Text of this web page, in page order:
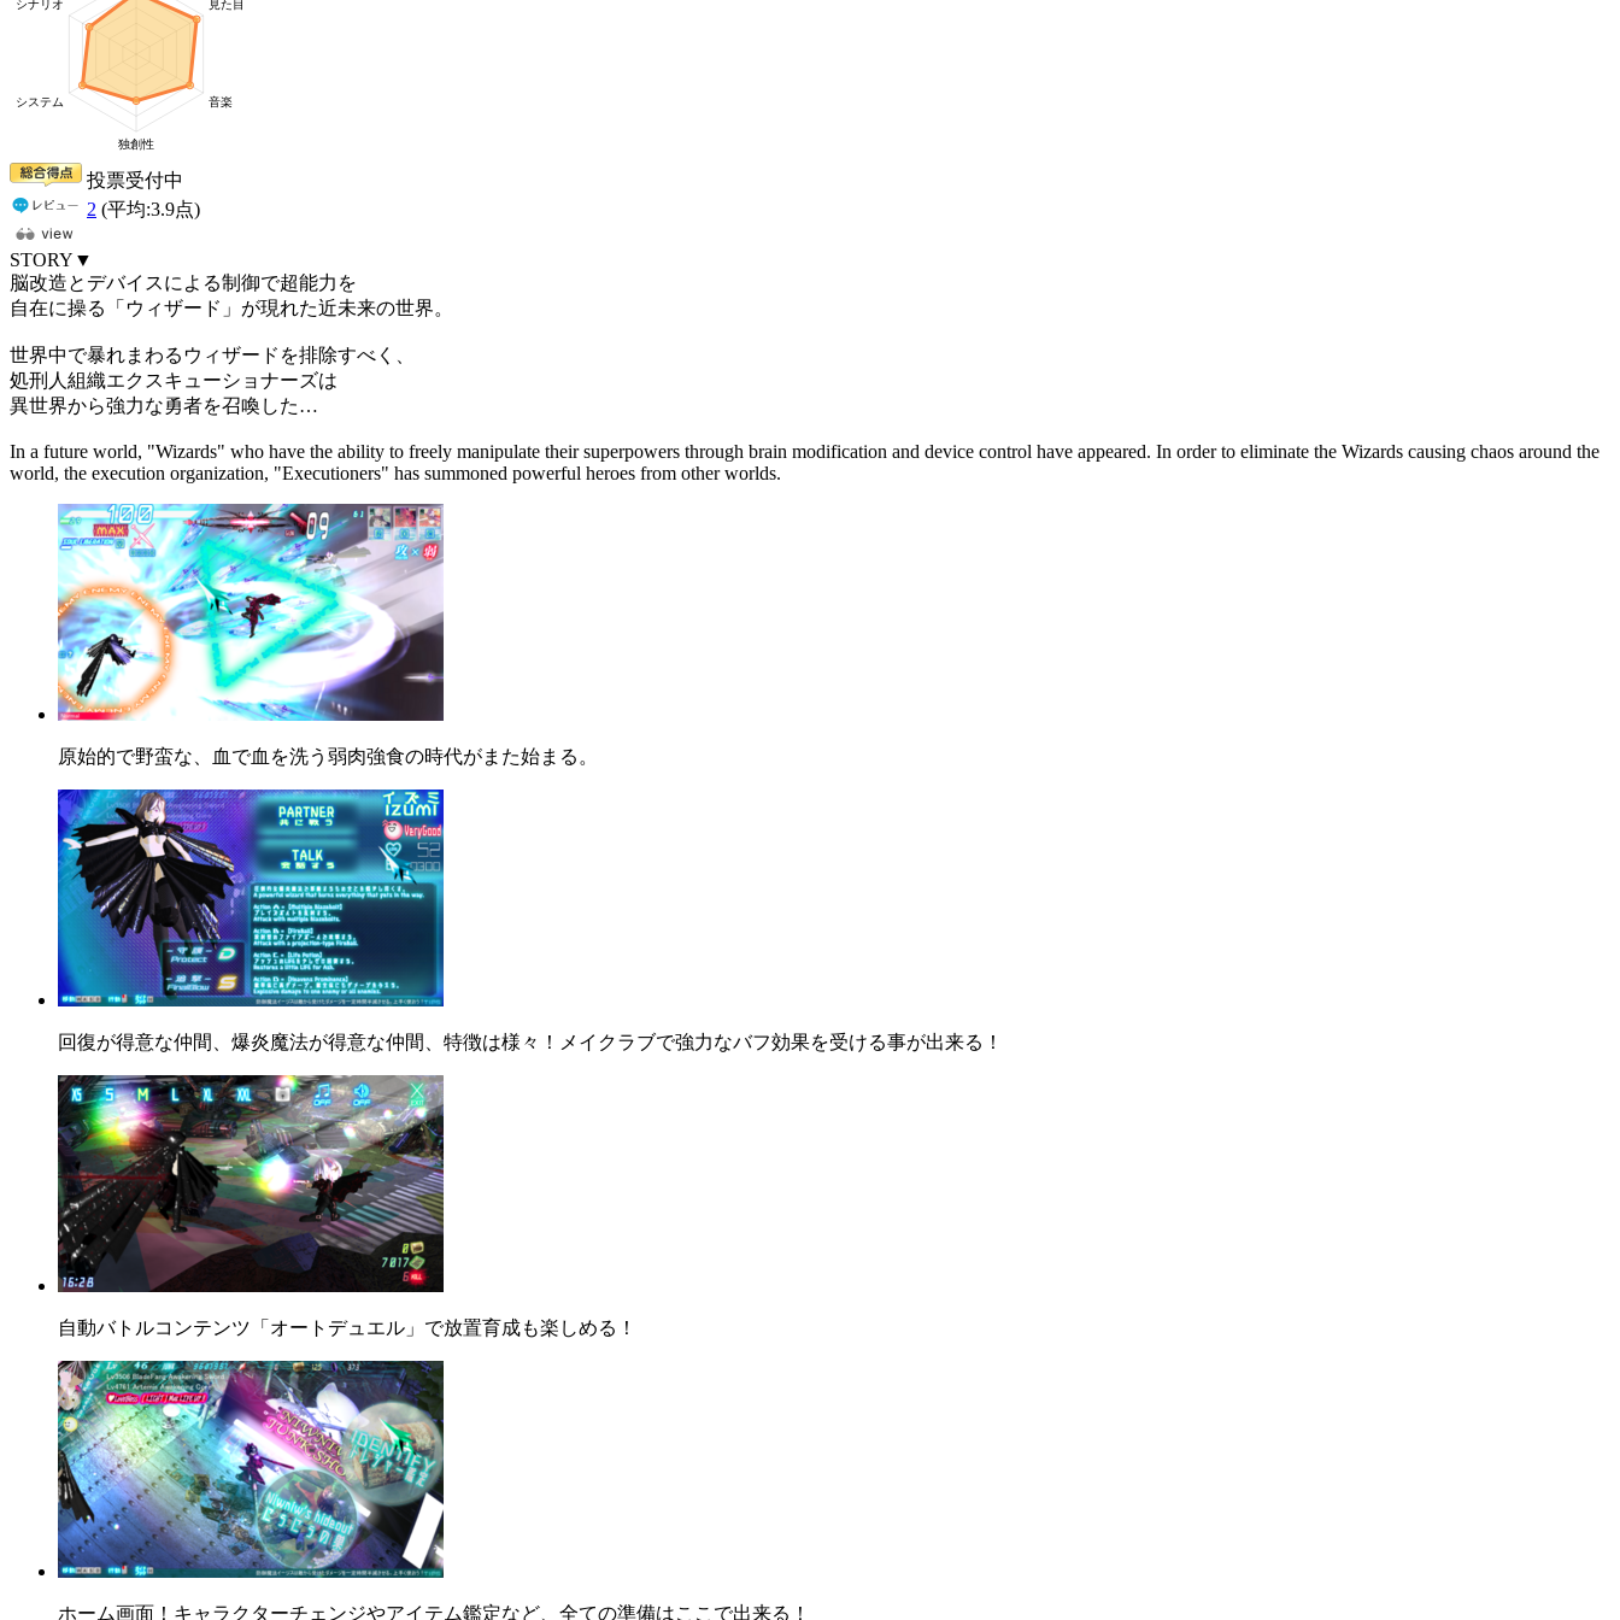
投票受付中
2 (平均:3.9点)
STORY▼
脳改造とデバイスによる制御で超能力を
自在に操る「ウィザード」が現れた近未来の世界。
世界中で暴れまわるウィザードを排除すべく、
処刑人組織エクスキューショナーズは
異世界から強力な勇者を召喚した…
In a future world, "Wizards" who have the ability to freely manipulate their superpowers through brain modification and device control have appeared. In order to eliminate the Wizards causing chaos around the
world, the execution organization, "Executioners" has summoned powerful heroes from other worlds.
原始的で野蛮な、血で血を洗う弱肉強食の時代がまた始まる。
回復が得意な仲間、爆炎魔法が得意な仲間、特徴は様々！メイクラブで強力なバフ効果を受ける事が出来る！
自動バトルコンテンツ「オートデュエル」で放置育成も楽しめる！
ホーム画面！キャラクターチェンジやアイテム鑑定など、全ての準備はここで出来る！